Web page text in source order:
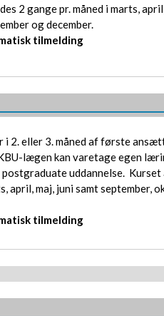
2 gange pr. måned i marts,
og december.
tilmelding
i 2. eller 3. måned af første
lægen kan varetage egen
postgraduate uddannelse.
april, maj, juni samt september,
tilmelding